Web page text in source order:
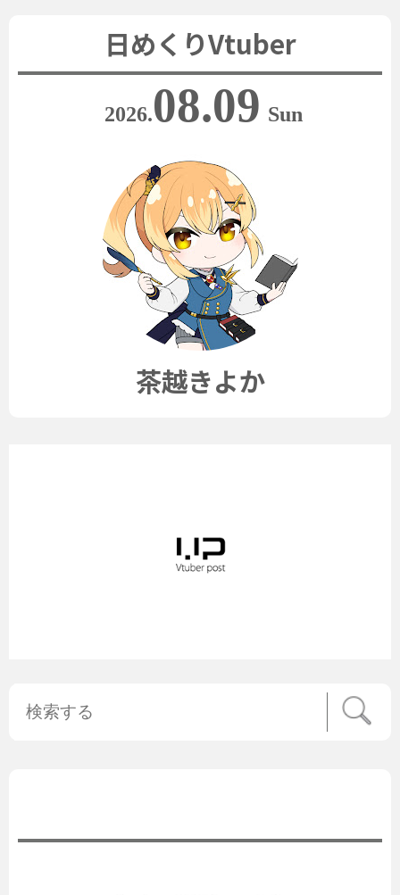
日めくりVtuber
2026.08.09 Sun
茶越きよか